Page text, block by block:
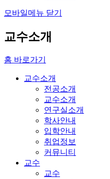
모바일메뉴 닫기
교수소개
홈 바로가기
교수소개
전공소개
교수소개
연구실소개
학사안내
입학안내
취업정보
커뮤니티
교수
교수